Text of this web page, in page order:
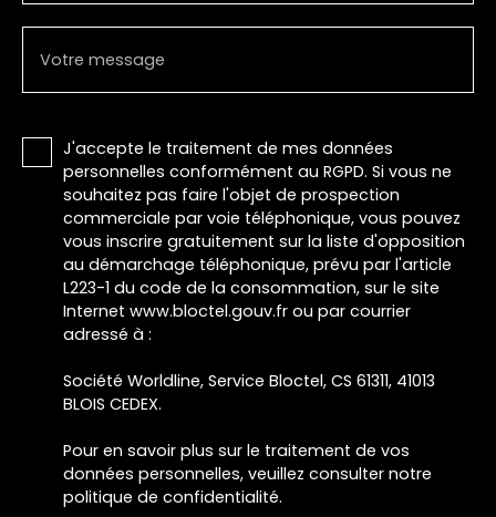
Votre message
J'accepte le traitement de mes données
personnelles conformément au RGPD. Si vous ne
souhaitez pas faire l'objet de prospection
commerciale par voie téléphonique, vous pouvez
vous inscrire gratuitement sur la liste d'opposition
au démarchage téléphonique, prévu par l'article
L223-1 du code de la consommation, sur le site
Internet www.bloctel.gouv.fr ou par courrier
adressé à :
Société Worldline, Service Bloctel, CS 61311, 41013
BLOIS CEDEX.
Pour en savoir plus sur le traitement de vos
données personnelles, veuillez consulter notre
politique de confidentialité.